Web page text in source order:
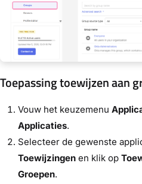
Toepassing toewijzen aan
Vouw het keuzemenu
Applicaties.
Selecteer de gewenste
Toewijzingen en klik op
Groepen.